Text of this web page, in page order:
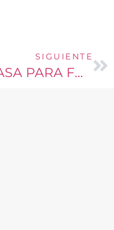
SIGUIENTE
MASA PARA FOCACCIA RELLENA